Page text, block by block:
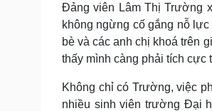
Đảng viên Lâm Thị Trường
không ngừng cố gắng nỗ
bè và các anh chị khoá trên
thấy mình càng phải tích
Không chỉ có Trường, việc
nhiều sinh viên trường Đại